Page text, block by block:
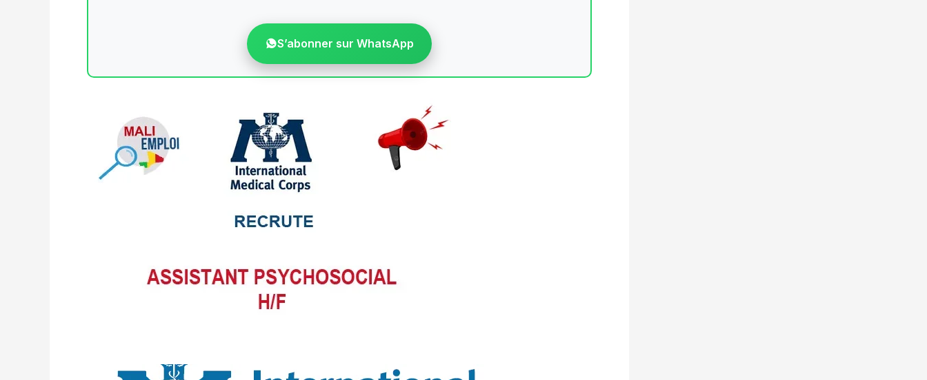
S’abonner sur WhatsApp